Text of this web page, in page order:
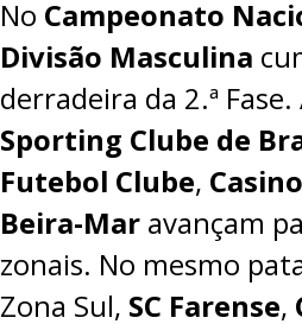
No Campeonato
Divisão Masculina
derradeira da 2.ª
Sporting Clube de
Futebol Clube,
Beira-Mar avançam
zonais. No mesmo
Zona Sul, SC Farense,